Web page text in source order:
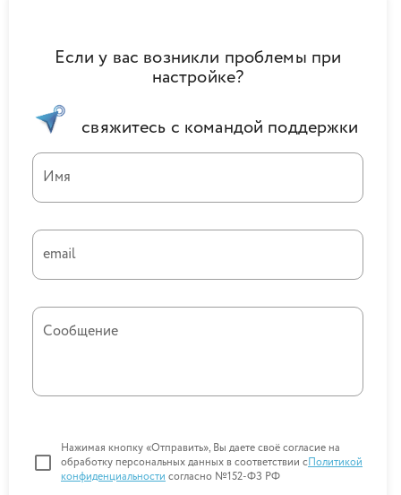
Если у вас возникли проблемы при
настройке?
свяжитесь с командой поддержки
Имя
email
Сообщение
Нажимая кнопку «Отправить», Вы даете своё согласие на
обработку персональных данных в соответствии с Политикой
конфиденциальности согласно №152-ФЗ РФ